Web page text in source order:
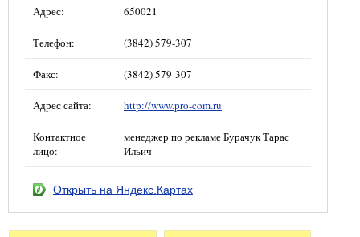
Адрес: 650021
Телефон: (3842) 579-307
Факс: (3842) 579-307
Адрес сайта: http://www.pro-com.ru
Контактное
лицо:
менеджер по рекламе Бурачук Тарас
Ильич
Открыть на Яндекс.Картах